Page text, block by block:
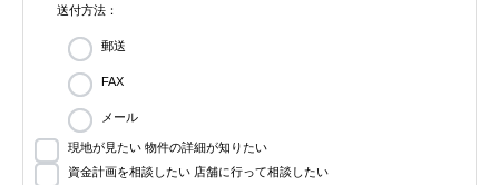
送付方法：
郵送
FAX
メール
現地が見たい 物件の詳細が知りたい
資金計画を相談したい 店舗に行って相談したい